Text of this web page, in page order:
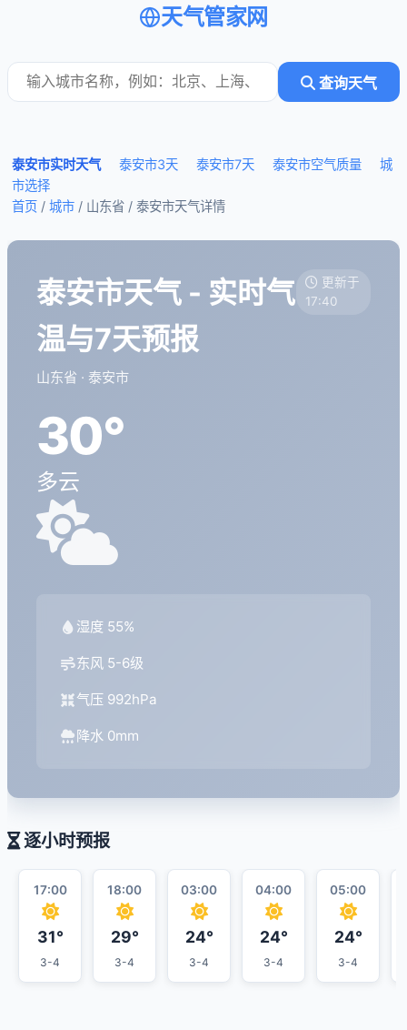
天气管家网
查询天气
泰安市实时天气 泰安市3天 泰安市7天 泰安市空气质量
城
市选择
首页 / 城市 / 山东省 / 泰安市天气详情
泰安市天气 - 实时气
温与7天预报
山东省 · 泰安市
更新于
17:40
30°
多云
湿度 55%
东风 5-6级
气压 992hPa
降水 0mm
逐小时预报
17:00
31°
3-4
18:00
29°
3-4
03:00
24°
3-4
04:00
24°
3-4
05:00
24°
3-4